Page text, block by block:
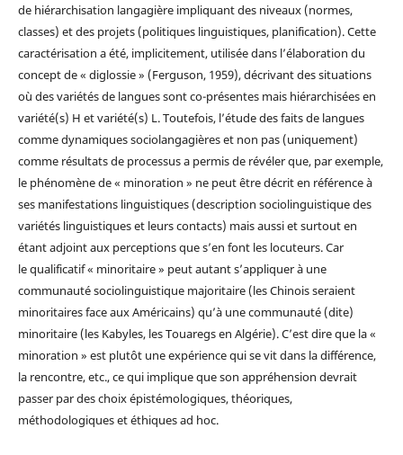
de hiérarchisation langagière impliquant des niveaux (normes,
classes) et des projets (politiques linguistiques, planification). Cette
caractérisation a été, implicitement, utilisée dans l’élaboration du
concept de « diglossie » (Ferguson, 1959), décrivant des situations
où des variétés de langues sont co-présentes mais hiérarchisées en
variété(s) H et variété(s) L. Toutefois, l’étude des faits de langues
comme dynamiques sociolangagières et non pas (uniquement)
comme résultats de processus a permis de révéler que, par exemple,
le phénomène de « minoration » ne peut être décrit en référence à
ses manifestations linguistiques (description sociolinguistique des
variétés linguistiques et leurs contacts) mais aussi et surtout en
étant adjoint aux perceptions que s’en font les locuteurs. Car
le qualificatif « minoritaire » peut autant s’appliquer à une
communauté sociolinguistique majoritaire (les Chinois seraient
minoritaires face aux Américains) qu’à une communauté (dite)
minoritaire (les Kabyles, les Touaregs en Algérie). C’est dire que la «
minoration » est plutôt une expérience qui se vit dans la différence,
la rencontre, etc., ce qui implique que son appréhension devrait
passer par des choix épistémologiques, théoriques,
méthodologiques et éthiques ad hoc.